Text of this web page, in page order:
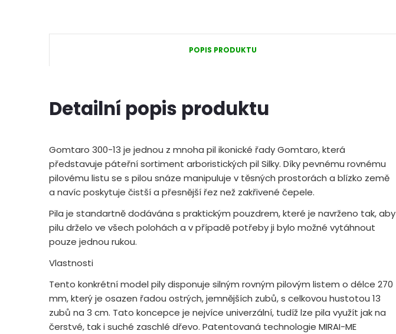
POPIS PRODUKTU
Detailní popis produktu
Gomtaro 300-13 je jednou z mnoha pil ikonické řady Gomtaro, která
představuje páteřní sortiment arboristických pil Silky. Díky pevnému rovnému
pilovému listu se s pilou snáze manipuluje v těsných prostorách a blízko země
a navíc poskytuje čistší a přesnější řez než zakřivené čepele.
Pila je standartně dodávána s praktickým pouzdrem, které je navrženo tak, aby
pilu drželo ve všech polohách a v případě potřeby ji bylo možné vytáhnout
pouze jednou rukou.
Vlastnosti
Tento konkrétní model pily disponuje silným rovným pilovým listem o délce 270
mm, který je osazen řadou ostrých, jemnějších zubů, s celkovou hustotou 13
zubů na 3 cm. Tato koncepce je nejvíce univerzální, tudíž lze pila využít jak na
čerstvé, tak i suché zaschlé dřevo. Patentovaná technologie MIRAI-ME